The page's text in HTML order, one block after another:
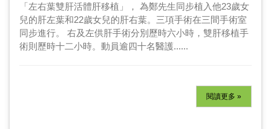
「左右葉雙肝活體肝移植」， 為鄭先生同步植入他23歲女
兒的肝左葉和22歲女兒的肝右葉。三項手術在三間手術室
同步進行。 右及左供肝手術分別歷時六小時，雙肝移植手
術則歷時十二小時。動員逾四十名醫護......
閱讀更多 »